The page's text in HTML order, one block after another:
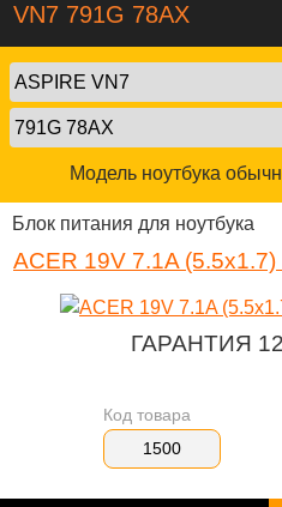
VN7 791G 78AX
Модель ноутбука
Блок питания для ноутбука
ACER 19V 7.1A (5.5x1.7)
ГАРАНТИЯ
Код товара
1500